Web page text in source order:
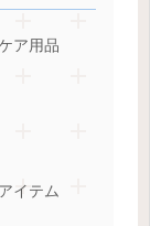
ア用品
イテム